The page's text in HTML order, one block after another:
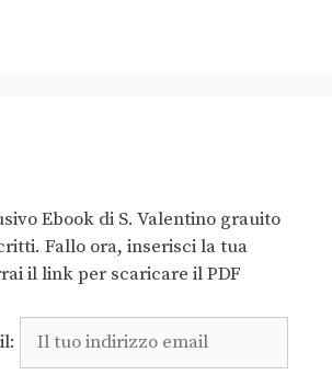
Ebook di S. Valentino grauito
Fallo ora, inserisci la tua
il link per scaricare il PDF